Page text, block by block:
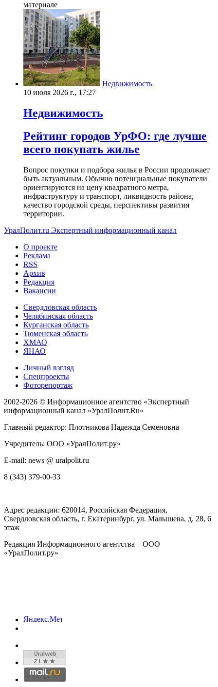
материале
Недвижимость
10 июля 2026 г., 17:27
Недвижимость
Рейтинг городов УрФО: где лучше
всего покупать жилье
Вопрос покупки и подбора жилья в России продолжает
быть актуальным. Обычно потенциальные покупатели
ориентируются на цену квадратного метра,
инфраструктуру и транспорт, ликвидность района,
качество городской среды, перспективы развития
территории.
УралПолит.ru Экспертный информационный канал
О проекте
Реклама
RSS
Архив
Редакция
Вакансии
Свердловская область
Челябинская область
Курганская область
Тюменская область
ХМАО
ЯНАО
Личный взгляд
Спецпроекты
Фоторепортаж
2002-2026 © Информационное агентство «Экспертный
информационный канал «УралПолит.Ru»
Главный редактор: Плотникова Надежда Семеновна
Учредитель: ООО «УралПолит.ру»
E-mail: news @ uralpolit.ru
8 (343) 379-00-33
Адрес редакции: 620014, Российская Федерация,
Свердловская область, г. Екатеринбург, ул. Малышева, д. 28, 6
этаж
Редакция Информационного агентства – ООО
«УралПолит.ру»